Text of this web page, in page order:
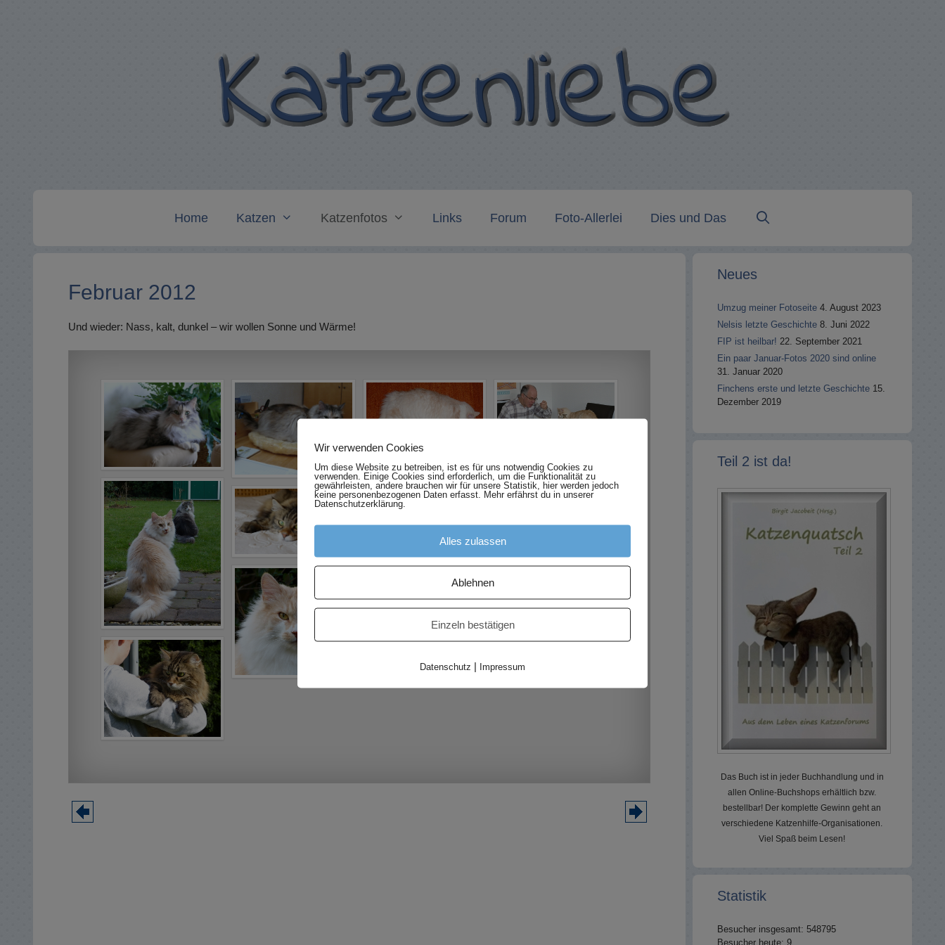
Home Katzen Katzenfotos Links Forum Foto-Allerlei Dies und Das
Februar 2012
Und wieder: Nass, kalt, dunkel – wir wollen Sonne und Wärme!
Neues
Umzug meiner Fotoseite 4. August 2023
Nelsis letzte Geschichte 8. Juni 2022
FIP ist heilbar! 22. September 2021
Ein paar Januar-Fotos 2020 sind online
31. Januar 2020
Finchens erste und letzte Geschichte 15.
Dezember 2019
Teil 2 ist da!
Das Buch ist in jeder Buchhandlung und in
allen Online-Buchshops erhältlich bzw.
bestellbar! Der komplette Gewinn geht an
verschiedene Katzenhilfe-Organisationen.
Viel Spaß beim Lesen!
Statistik
Besucher insgesamt: 548795
Besucher heute: 9
Wir verwenden Cookies
Um diese Website zu betreiben, ist es für uns notwendig Cookies zu
verwenden. Einige Cookies sind erforderlich, um die Funktionalität zu
gewährleisten, andere brauchen wir für unsere Statistik, hier werden jedoch
keine personenbezogenen Daten erfasst. Mehr erfährst du in unserer
Datenschutzerklärung.
Alles zulassen
Ablehnen
Einzeln bestätigen
Datenschutz | Impressum